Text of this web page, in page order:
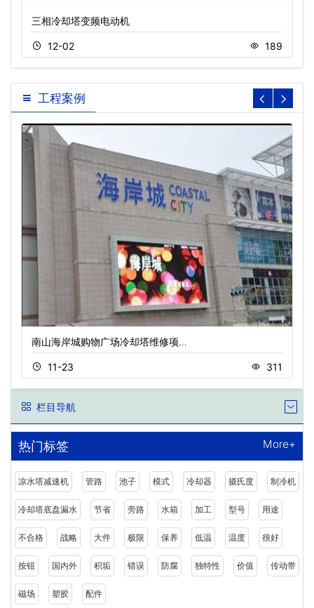
三相冷却塔变频电动机
12-02 189
工程案例
南山海岸城购物广场冷却塔维修项…
11-23 311
栏目导航
热门标签 More+
凉水塔减速机 管路 池子 模式 冷却器 摄氏度 制冷机
冷却塔底盘漏水 节省 旁路 水箱 加工 型号 用途
不合格 战略 大件 极限 保养 低温 温度 很好
按钮 国内外 积垢 错误 防腐 独特性 价值 传动带
磁场 塑胶 配件